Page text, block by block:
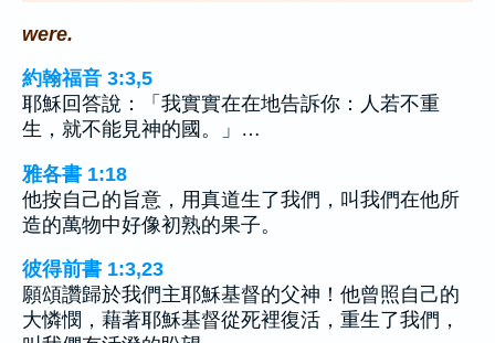
were.
約翰福音 3:3,5
耶穌回答說：「我實實在在地告訴你：人若不重
生，就不能見神的國。」…
雅各書 1:18
他按自己的旨意，用真道生了我們，叫我們在他所
造的萬物中好像初熟的果子。
彼得前書 1:3,23
願頌讚歸於我們主耶穌基督的父神！他曾照自己的
大憐憫，藉著耶穌基督從死裡復活，重生了我們，